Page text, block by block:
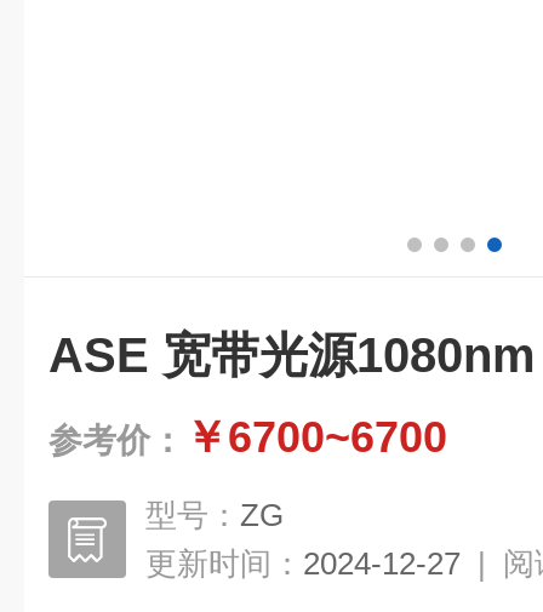
ASE 宽带光源1080nm
参考价： ￥6700~6700
型号： ZG
更新时间： 2024-12-27 | 阅